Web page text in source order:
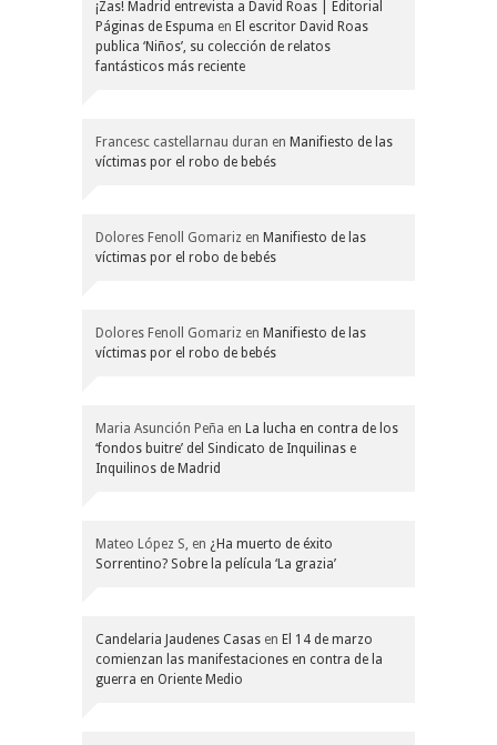
¡Zas! Madrid entrevista a David Roas | Editorial
Páginas de Espuma en El escritor David Roas
publica ‘Niños’, su colección de relatos
fantásticos más reciente
Francesc castellarnau duran en Manifiesto de las
víctimas por el robo de bebés
Dolores Fenoll Gomariz en Manifiesto de las
víctimas por el robo de bebés
Dolores Fenoll Gomariz en Manifiesto de las
víctimas por el robo de bebés
Maria Asunción Peña en La lucha en contra de los
‘fondos buitre’ del Sindicato de Inquilinas e
Inquilinos de Madrid
Mateo López S, en ¿Ha muerto de éxito
Sorrentino? Sobre la película ‘La grazia’
Candelaria Jaudenes Casas en El 14 de marzo
comienzan las manifestaciones en contra de la
guerra en Oriente Medio